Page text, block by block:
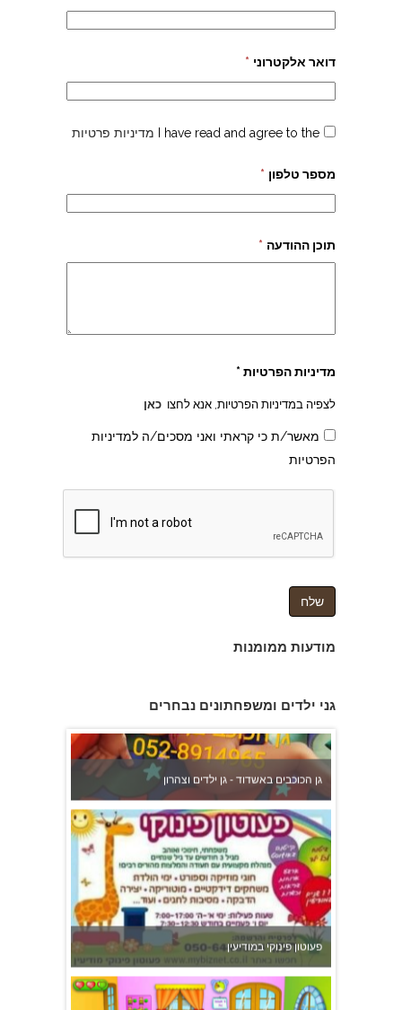
דואר אלקטרוני *
I have read and agree to the מדיניות פרטיות
מספר טלפון *
תוכן ההודעה *
מדיניות הפרטיות *
לצפיה במדיניות הפרטיות, אנא לחצו כאן
מאשר/ת כי קראתי ואני מסכים/ה למדיניות
הפרטיות
מודעות ממומנות
גני ילדים ומשפחתונים נבחרים
גן הכוכבים באשדוד - גן ילדים וצהרון
פעוטון פינוקי במודיעין